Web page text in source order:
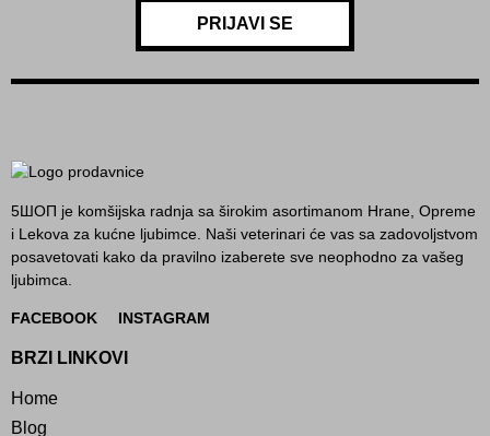
PRIJAVI SE
5ШОП je komšijska radnja sa širokim asortimanom Hrane, Opreme
i Lekova za kućne ljubimce. Naši veterinari će vas sa zadovoljstvom
posavetovati kako da pravilno izaberete sve neophodno za vašeg
ljubimca.
FACEBOOK INSTAGRAM
BRZI LINKOVI
Home
Blog